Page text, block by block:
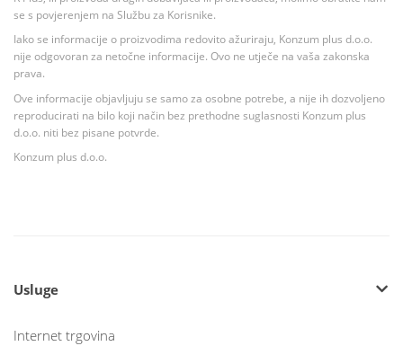
se s povjerenjem na Službu za Korisnike.
Iako se informacije o proizvodima redovito ažuriraju, Konzum plus d.o.o.
nije odgovoran za netočne informacije. Ovo ne utječe na vaša zakonska
prava.
Ove informacije objavljuju se samo za osobne potrebe, a nije ih dozvoljeno
reproducirati na bilo koji način bez prethodne suglasnosti Konzum plus
d.o.o. niti bez pisane potvrde.
Konzum plus d.o.o.
Usluge
Internet trgovina